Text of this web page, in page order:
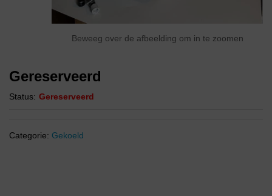
Beweeg over de afbeelding om in te zoomen
Gereserveerd
Status: Gereserveerd
Categorie: Gekoeld